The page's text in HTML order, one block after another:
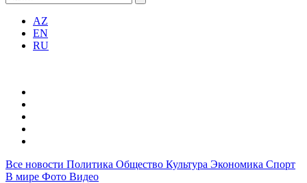
AZ
EN
RU
Все новости Политика Общество Культура Экономика Спорт
В мире Фото Видео